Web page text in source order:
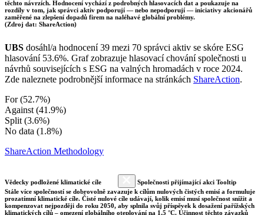
těchto návrzích. Hodnocení vychází z podrobných hlasovacích dat a poukazuje na
rozdíly v tom, jak správci aktiv podporují — nebo nepodporují — iniciativy akcionářů
zaměřené na zlepšení dopadů firem na naléhavé globální problémy.
(Zdroj dat: ShareAction)
UBS dosáhl/a hodnocení 39 mezi 70 správci aktiv se skóre ESG
hlasování 53.6%. Graf zobrazuje hlasovací chování společnosti u
návrhů souvisejících s ESG na valných hromadách v roce 2024.
Zde naleznete podrobnější informace na stránkách ShareAction.
For (52.7%)
Against (41.9%)
Split (3.6%)
No data (1.8%)
ShareAction Methodology
Vědecky podložené klimatické cíle
Společnosti přijímající akci Tooltip
Stále více společností se dobrovolně zavazuje k cílům nulových čistých emisí a formuluje
prozatímní klimatické cíle. Čisté nulové cíle udávají, kolik emisí musí společnost snížit a
kompenzovat nejpozději do roku 2050, aby splnila svůj příspěvek k dosažení pařížských
klimatických cílů – omezení globálního oteplování na 1,5 °C. Účinnost těchto závazků